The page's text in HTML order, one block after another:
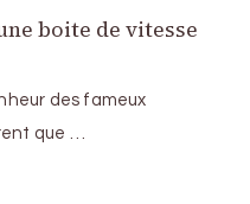
boite de vitesse
des fameux
que …